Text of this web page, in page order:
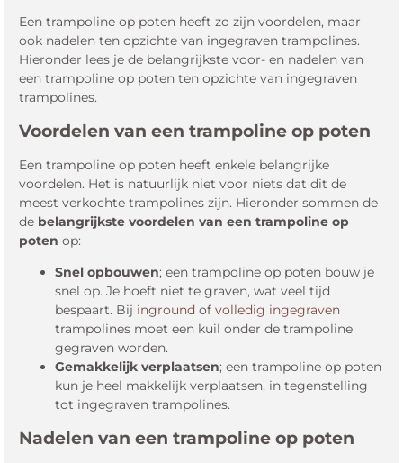
Een trampoline op poten heeft zo zijn voordelen, maar
ook nadelen ten opzichte van ingegraven trampolines.
Hieronder lees je de belangrijkste voor- en nadelen van
een trampoline op poten ten opzichte van ingegraven
trampolines.
Voordelen van een trampoline op poten
Een trampoline op poten heeft enkele belangrijke
voordelen. Het is natuurlijk niet voor niets dat dit de
meest verkochte trampolines zijn. Hieronder sommen de
de belangrijkste voordelen van een trampoline op
poten op:
Snel opbouwen; een trampoline op poten bouw je
snel op. Je hoeft niet te graven, wat veel tijd
bespaart. Bij inground of volledig ingegraven
trampolines moet een kuil onder de trampoline
gegraven worden.
Gemakkelijk verplaatsen; een trampoline op poten
kun je heel makkelijk verplaatsen, in tegenstelling
tot ingegraven trampolines.
Nadelen van een trampoline op poten